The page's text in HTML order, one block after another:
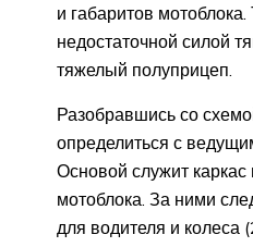
и габаритов мотоблока.
недостаточной силой
тяжелый полуприцеп.
Разобравшись со
определиться с
Основой служит
мотоблока. За ними
для водителя и колеса